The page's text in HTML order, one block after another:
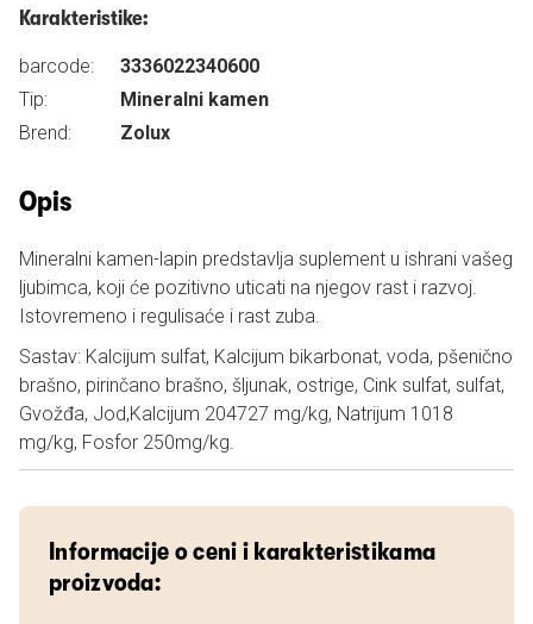
Karakteristike:
barcode:
3336022340600
Tip:
Mineralni kamen
Brend:
Zolux
Opis
Mineralni kamen-lapin predstavlja suplement u ishrani vašeg
ljubimca, koji će pozitivno uticati na njegov rast i razvoj.
Istovremeno i regulisaće i rast zuba.
Sastav: Kalcijum sulfat, Kalcijum bikarbonat, voda, pšenično
brašno, pirinčano brašno, šljunak, ostrige, Cink sulfat, sulfat,
Gvožđa, Jod,Kalcijum 204727 mg/kg, Natrijum 1018
mg/kg, Fosfor 250mg/kg.
Informacije o ceni i karakteristikama
proizvoda: